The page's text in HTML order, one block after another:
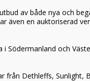
av både nya och
även en auktoriserad
Södermanland och
från Dethleffs, Sunlight,